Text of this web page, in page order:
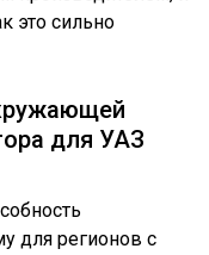
это сильно
для УАЗ
для регионов с